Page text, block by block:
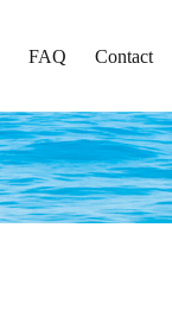
FAQ Contact